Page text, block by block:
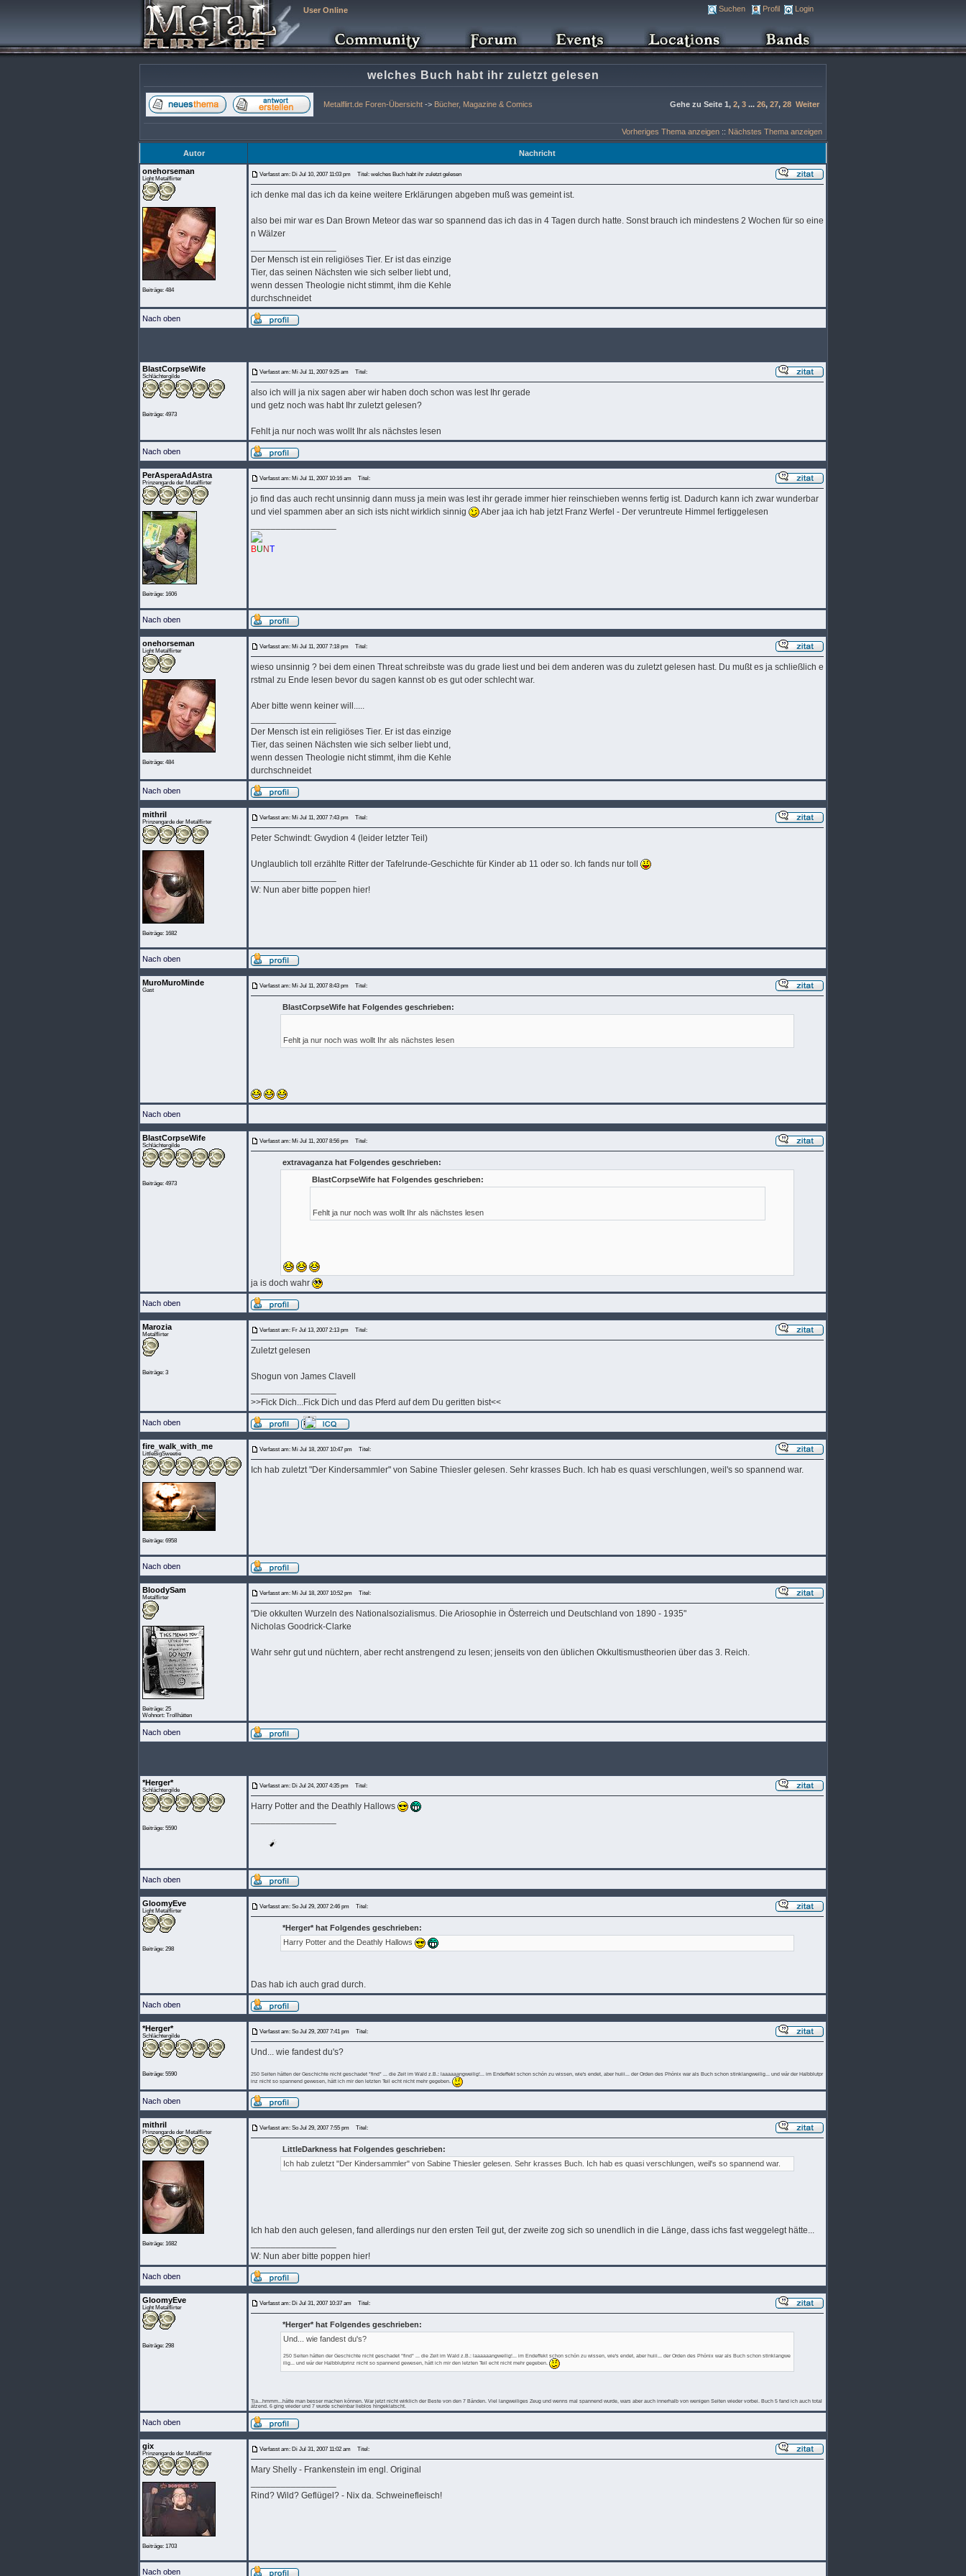
User Online Suchen Profil Login
welches Buch habt ihr zuletzt gelesen
Metalflirt.de Foren-Übersicht -> Bücher, Magazine & Comics Gehe zu Seite 1, 2, 3 ... 26, 27, 28 Weiter
Vorheriges Thema anzeigen :: Nächstes Thema anzeigen
Autor Nachricht
onehorseman
Light Metalflirter
Beiträge: 484
Verfasst am: Di Jul 10, 2007 11:03 pm Titel: welches Buch habt ihr zuletzt gelesen
ich denke mal das ich da keine weitere Erklärungen abgeben muß was gemeint ist.
also bei mir war es Dan Brown Meteor das war so spannend das ich das in 4 Tagen durch hatte. Sonst brauch ich mindestens 2 Wochen für so eine
n Wälzer
Der Mensch ist ein religiöses Tier. Er ist das einzige
Tier, das seinen Nächsten wie sich selber liebt und,
wenn dessen Theologie nicht stimmt, ihm die Kehle
durchschneidet
Nach oben
BlastCorpseWife
Schlächtergilde
Beiträge: 4973
Verfasst am: Mi Jul 11, 2007 9:25 am Titel:
also ich will ja nix sagen aber wir haben doch schon was lest Ihr gerade
und getz noch was habt Ihr zuletzt gelesen?
Fehlt ja nur noch was wollt Ihr als nächstes lesen
Nach oben
PerAsperaAdAstra
Prinzengarde der Metalflirter
Beiträge: 1606
Verfasst am: Mi Jul 11, 2007 10:16 am Titel:
jo find das auch recht unsinnig dann muss ja mein was lest ihr gerade immer hier reinschieben wenns fertig ist. Dadurch kann ich zwar wunderbar
und viel spammen aber an sich ists nicht wirklich sinnig
Aber jaa ich hab jetzt Franz Werfel - Der veruntreute Himmel fertiggelesen
BU NT
Nach oben
onehorseman
Light Metalflirter
Beiträge: 484
Verfasst am: Mi Jul 11, 2007 7:18 pm Titel:
wieso unsinnig ? bei dem einen Threat schreibste was du grade liest und bei dem anderen was du zuletzt gelesen hast. Du mußt es ja schließlich e
rstmal zu Ende lesen bevor du sagen kannst ob es gut oder schlecht war.
Aber bitte wenn keiner will.....
Der Mensch ist ein religiöses Tier. Er ist das einzige
Tier, das seinen Nächsten wie sich selber liebt und,
wenn dessen Theologie nicht stimmt, ihm die Kehle
durchschneidet
Nach oben
mithril
Prinzengarde der Metalflirter
Beiträge: 1682
Verfasst am: Mi Jul 11, 2007 7:43 pm Titel:
Peter Schwindt: Gwydion 4 (leider letzter Teil)
Unglaublich toll erzählte Ritter der Tafelrunde-Geschichte für Kinder ab 11 oder so. Ich fands nur toll
W: Nun aber bitte poppen hier!
Nach oben
MuroMuroMinde
Gast
Verfasst am: Mi Jul 11, 2007 8:43 pm Titel:
BlastCorpseWife hat Folgendes geschrieben:
Fehlt ja nur noch was wollt Ihr als nächstes lesen
Nach oben
BlastCorpseWife
Schlächtergilde
Beiträge: 4973
Verfasst am: Mi Jul 11, 2007 8:56 pm Titel:
extravaganza hat Folgendes geschrieben:
BlastCorpseWife hat Folgendes geschrieben:
Fehlt ja nur noch was wollt Ihr als nächstes lesen
ja is doch wahr
Nach oben
Marozia
Metalflirter
Beiträge: 3
Verfasst am: Fr Jul 13, 2007 2:13 pm Titel:
Zuletzt gelesen
Shogun von James Clavell
>>Fick Dich...Fick Dich und das Pferd auf dem Du geritten bist<<
Nach oben
fire_walk_with_me
LittleBigSweetie
Beiträge: 6958
Verfasst am: Mi Jul 18, 2007 10:47 pm Titel:
Ich hab zuletzt "Der Kindersammler" von Sabine Thiesler gelesen. Sehr krasses Buch. Ich hab es quasi verschlungen, weil's so spannend war.
Nach oben
BloodySam
Metalflirter
Beiträge: 25
Wohnort: Trollhätten
Verfasst am: Mi Jul 18, 2007 10:52 pm Titel:
"Die okkulten Wurzeln des Nationalsozialismus. Die Ariosophie in Österreich und Deutschland von 1890 - 1935"
Nicholas Goodrick-Clarke
Wahr sehr gut und nüchtern, aber recht anstrengend zu lesen; jenseits von den üblichen Okkultismustheorien über das 3. Reich.
Nach oben
*Herger*
Schlächtergilde
Beiträge: 5590
Verfasst am: Di Jul 24, 2007 4:35 pm Titel:
Harry Potter and the Deathly Hallows
Nach oben
GloomyEve
Light Metalflirter
Beiträge: 298
Verfasst am: So Jul 29, 2007 2:46 pm Titel:
*Herger* hat Folgendes geschrieben:
Harry Potter and the Deathly Hallows
Das hab ich auch grad durch.
Nach oben
*Herger*
Schlächtergilde
Beiträge: 5590
Verfasst am: So Jul 29, 2007 7:41 pm Titel:
Und... wie fandest du's?
250 Seiten hätten der Geschichte nicht geschadet *find* ... die Zeit im Wald z.B.: laaaaaangweilig!... im Endeffekt schon schön zu wissen, wie's endet, aber huiii... der Orden des Phönix war als Buch schon stinklangweilig... und wär der Halbblutpr
inz nicht so spannend gewesen, hätt ich mir den letzten Teil echt nicht mehr gegeben.
Nach oben
mithril
Prinzengarde der Metalflirter
Beiträge: 1682
Verfasst am: So Jul 29, 2007 7:55 pm Titel:
LittleDarkness hat Folgendes geschrieben:
Ich hab zuletzt "Der Kindersammler" von Sabine Thiesler gelesen. Sehr krasses Buch. Ich hab es quasi verschlungen, weil's so spannend war.
Ich hab den auch gelesen, fand allerdings nur den ersten Teil gut, der zweite zog sich so unendlich in die Länge, dass ichs fast weggelegt hätte...
W: Nun aber bitte poppen hier!
Nach oben
GloomyEve
Light Metalflirter
Beiträge: 298
Verfasst am: Di Jul 31, 2007 10:37 am Titel:
*Herger* hat Folgendes geschrieben:
Und... wie fandest du's?
250 Seiten hätten der Geschichte nicht geschadet *find* ... die Zeit im Wald z.B.: laaaaaangweilig!... im Endeffekt schon schön zu wissen, wie's endet, aber huiii... der Orden des Phönix war als Buch schon stinklangwe
ilig... und wär der Halbblutprinz nicht so spannend gewesen, hätt ich mir den letzten Teil echt nicht mehr gegeben.
Tja...hmmm...hätte man besser machen können. War jetzt nicht wirklich der Beste von den 7 Bänden. Viel langweiliges Zeug und wenns mal spannend wurde, wars aber auch innerhalb von wenigen Seiten wieder vorbei. Buch 5 fand ich auch total
ätzend. 6 ging wieder und 7 wurde scheinbar lieblos hingeklatscht.
Nach oben
gix
Prinzengarde der Metalflirter
Beiträge: 1703
Verfasst am: Di Jul 31, 2007 11:02 am Titel:
Mary Shelly - Frankenstein im engl. Original
Rind? Wild? Geflügel? - Nix da. Schweinefleisch!
Nach oben